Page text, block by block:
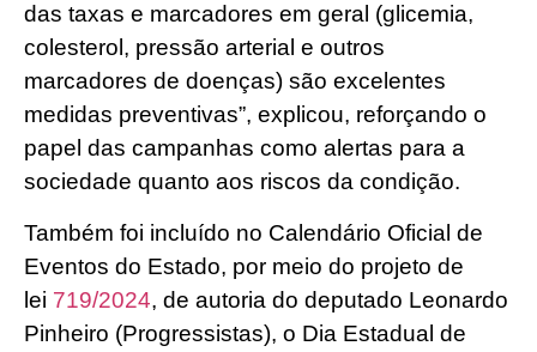
das taxas e marcadores em geral (glicemia,
colesterol, pressão arterial e outros
marcadores de doenças) são excelentes
medidas preventivas”, explicou, reforçando o
papel das campanhas como alertas para a
sociedade quanto aos riscos da condição.
Também foi incluído no Calendário Oficial de
Eventos do Estado, por meio do projeto de
lei 719/2024, de autoria do deputado Leonardo
Pinheiro (Progressistas), o Dia Estadual de